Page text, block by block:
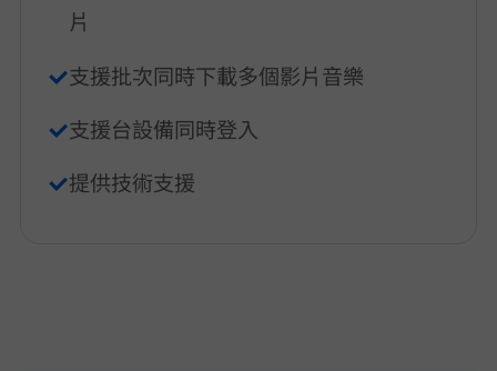
片
支援批次同時下載多個影片/音樂
支援 2 台設備同時登入
提供技術支援